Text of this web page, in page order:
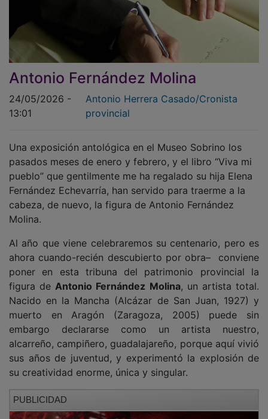
Antonio Fernández Molina
13:01
provincial
pasados meses de enero y febrero, y el libro “Viva mi
pueblo” que gentilmente me ha regalado su hija Elena
Fernández Echevarría, han servido para traerme a la
cabeza, de nuevo, la figura de Antonio Fernández
Molina.
ahora cuando-recién descubierto por obra– conviene
poner en esta tribuna del patrimonio provincial la
figura de
Antonio Fernández Molina, un artista total.
Nacido en la Mancha (Alcázar de San Juan, 1927) y
muerto en Aragón (Zaragoza, 2005) puede sin
embargo declararse como un artista nuestro,
alcarreño, campiñero, guadalajareño, porque aquí vivió
sus años de juventud, y experimentó la explosión de
su creatividad enorme, única y singular.